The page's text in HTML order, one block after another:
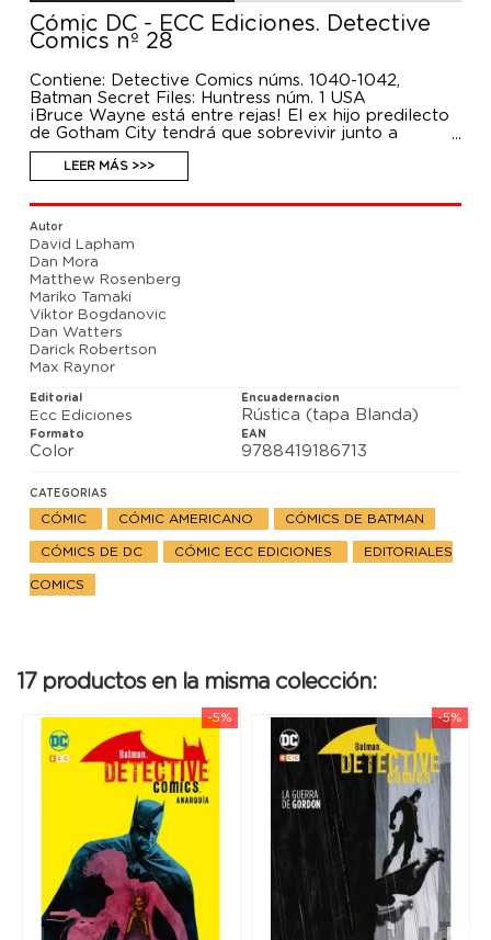
Cómic DC - ECC Ediciones. Detective
Comics nº 28
Contiene: Detective Comics núms. 1040-1042,
Batman Secret Files: Huntress núm. 1 USA
¡Bruce Wayne está entre rejas! El ex hijo predilecto
de Gotham City tendrá que sobrevivir junto a
algunos de los criminales más peligrosos de la
ciudad. Mientras, el Pingüino, Roland Worth, los
Aguafiestas y otros villanos se han unido para
formar un Jurado muy especial y con un único
propósito: la venganza. Incluye las historias
complementarias y un especial protagonizado por la
Cazadora. Helena Bertinelli está al acecho...
LEER MÁS >>>
Autor
David Lapham
Dan Mora
Matthew Rosenberg
Mariko Tamaki
Viktor Bogdanovic
Dan Watters
Darick Robertson
Max Raynor
Editorial
Ecc Ediciones
Encuadernacion
Rústica (tapa Blanda)
Formato
Color
EAN
9788419186713
CATEGORIAS
CÓMIC CÓMIC AMERICANO CÓMICS DE BATMAN
CÓMICS DE DC CÓMIC ECC EDICIONES EDITORIALES
COMICS
17 productos en la misma colección:
-5% -5%